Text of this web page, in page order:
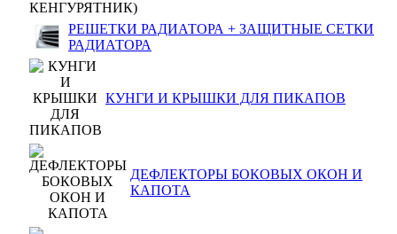
РЕШЕТКИ РАДИАТОРА + ЗАЩИТНЫЕ СЕТКИ
РАДИАТОРА
КУНГИ И КРЫШКИ ДЛЯ ПИКАПОВ
ДЕФЛЕКТОРЫ БОКОВЫХ ОКОН И
КАПОТА